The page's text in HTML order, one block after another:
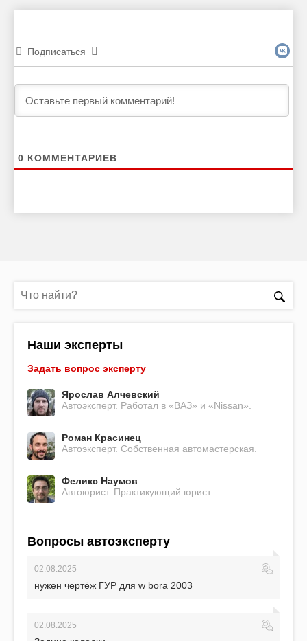
Подписаться
0 КОММЕНТАРИЕВ
Наши эксперты
Задать вопрос эксперту
Ярослав Алчевский
Автоэксперт. Работал в «ВАЗ» и «Nissan».
Роман Красинец
Автоэксперт. Собственная автомастерская.
Феликс Наумов
Автоюрист. Практикующий юрист.
Вопросы автоэксперту
02.08.2025
нужен чертёж ГУР для w bora 2003
02.08.2025